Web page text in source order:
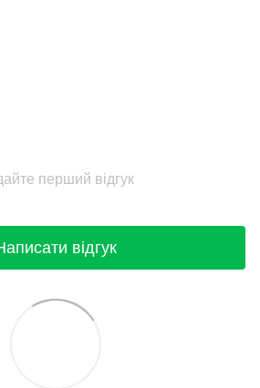
перший відгук
відгук